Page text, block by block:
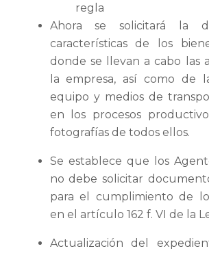
regla
Ahora se solicitará la
características de los
donde se llevan a cabo las
la empresa, así como de
equipo y medios de
en los procesos
fotografías de todos ellos.
Se establece que los
no debe solicitar
para el cumplimiento de lo
en el artículo 162 f. VI de la
Actualización del